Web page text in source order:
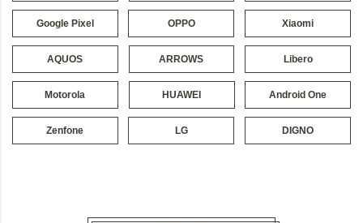
Google Pixel OPPO Xiaomi
AQUOS ARROWS Libero
Motorola HUAWEI Android One
Zenfone LG DIGNO